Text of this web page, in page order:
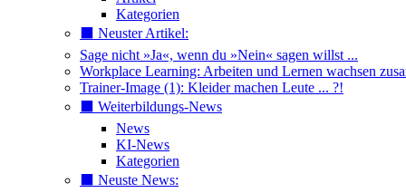
Kategorien
⬛️ Neuster Artikel:
Sage nicht »Ja«, wenn du »Nein« sagen willst ...
Workplace Learning: Arbeiten und Lernen wachsen
Trainer-Image (1): Kleider machen Leute ... ?!
⬛️ Weiterbildungs-News
News
KI-News
Kategorien
⬛️ Neuste News: